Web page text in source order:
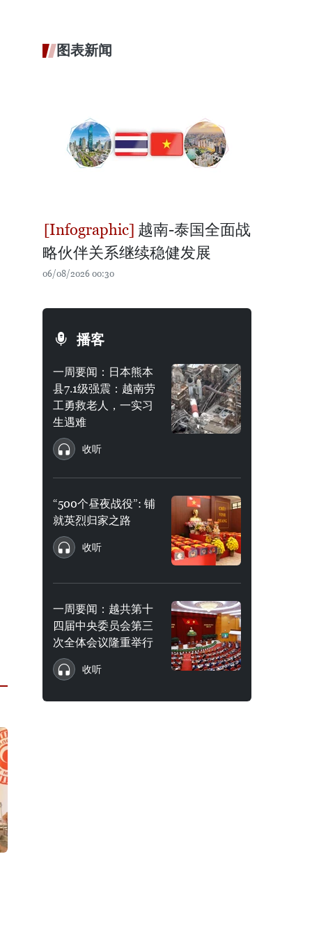
图表新闻
越南-泰国全面战
略伙伴关系继续稳健发展
06/08/2026 00:30
播客
一周要闻：日本熊本
县7.1级强震：越南劳
工勇救老人，一实习
生遇难
收听
“500个昼夜战役”: 铺
就英烈归家之路
收听
一周要闻：越共第十
四届中央委员会第三
次全体会议隆重举行
收听